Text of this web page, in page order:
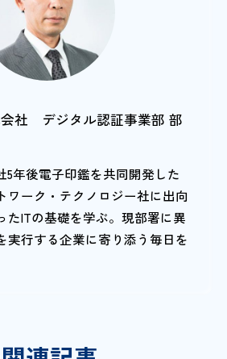
社 デジタル認証事業部 部
5年後電子印鑑を共同開発した
ワーク・テクノロジー社に出向
たITの基礎を学ぶ。現部署に異
実行する企業に寄り添う毎日を